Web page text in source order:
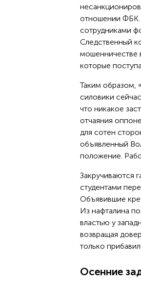
отношении ФБК.
сотрудниками
Следственный
мошенничестве
которые
Таким образом,
силовики
что никакое
отчаяния
для сотен
объявленный
положение.
Закручиваются
студентами
Объявившие
Из нафталина
властью у
возвращая
только
Осенние